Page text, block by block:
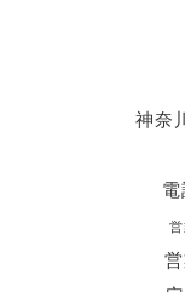
神奈